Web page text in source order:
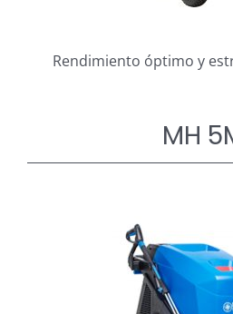
Rendimiento óptimo y
MH